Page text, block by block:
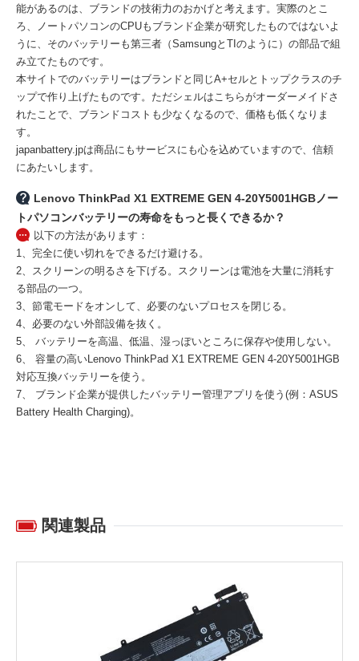
能があるのは、ブランドの技術力のおかげと考えます。実際のとこ
ろ、ノートパソコンのCPUもブランド企業が研究したものではないよ
うに、そのバッテリーも第三者（SamsungとTIのように）の部品で組
み立てたものです。
本サイトでのバッテリーはブランドと同じA+セルとトップクラスのチ
ップで作り上げたものです。ただシェルはこちらがオーダーメイドさ
れたことで、ブランドコストも少なくなるので、価格も低くなりま
す。
japanbattery.jpは商品にもサービスにも心を込めていますので、信頼
にあたいします。
Lenovo ThinkPad X1 EXTREME GEN 4-20Y5001HGBノー
トパソコンバッテリーの寿命をもっと長くできるか？
以下の方法があります：
1、完全に使い切れをできるだけ避ける。
2、スクリーンの明るさを下げる。スクリーンは電池を大量に消耗す
る部品の一つ。
3、節電モードをオンして、必要のないプロセスを閉じる。
4、必要のない外部設備を抜く。
5、 バッテリーを高温、低温、湿っぽいところに保存や使用しない。
6、 容量の高いLenovo ThinkPad X1 EXTREME GEN 4-20Y5001HGB
対応互換バッテリーを使う。
7、 ブランド企業が提供したバッテリー管理アプリを使う(例：ASUS
Battery Health Charging)。
関連製品